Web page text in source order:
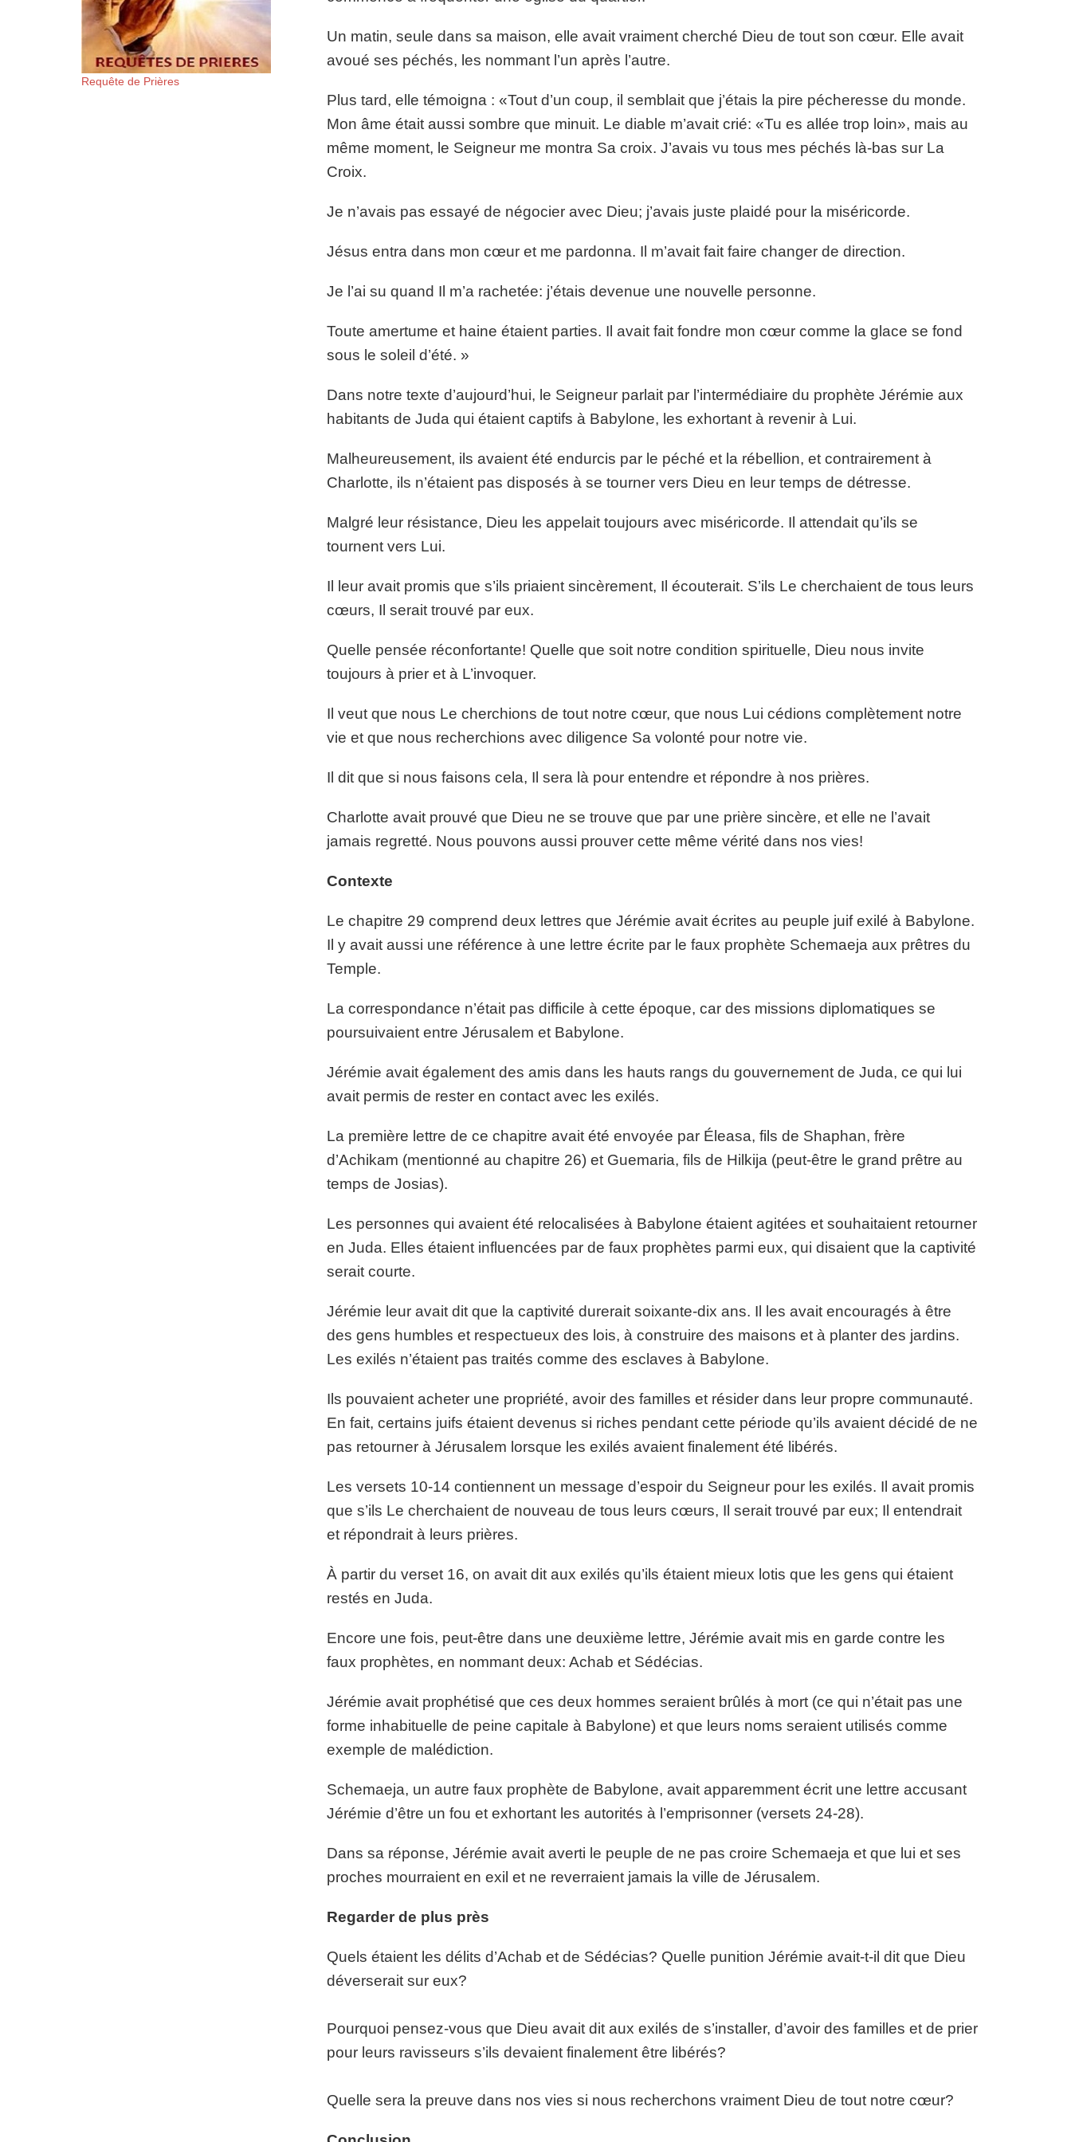
Requête de Prières
Un matin, seule dans sa maison, elle avait vraiment cherché Dieu de tout son cœur. Elle avait
avoué ses péchés, les nommant l’un après l’autre.
Plus tard, elle témoigna : «Tout d’un coup, il semblait que j’étais la pire pécheresse du monde.
Mon âme était aussi sombre que minuit. Le diable m’avait crié: «Tu es allée trop loin», mais au
même moment, le Seigneur me montra Sa croix. J’avais vu tous mes péchés là-bas sur La
Croix.
Je n’avais pas essayé de négocier avec Dieu; j’avais juste plaidé pour la miséricorde.
Jésus entra dans mon cœur et me pardonna. Il m’avait fait faire changer de direction.
Je l’ai su quand Il m’a rachetée: j’étais devenue une nouvelle personne.
Toute amertume et haine étaient parties. Il avait fait fondre mon cœur comme la glace se fond
sous le soleil d’été. »
Dans notre texte d’aujourd’hui, le Seigneur parlait par l’intermédiaire du prophète Jérémie aux
habitants de Juda qui étaient captifs à Babylone, les exhortant à revenir à Lui.
Malheureusement, ils avaient été endurcis par le péché et la rébellion, et contrairement à
Charlotte, ils n’étaient pas disposés à se tourner vers Dieu en leur temps de détresse.
Malgré leur résistance, Dieu les appelait toujours avec miséricorde. Il attendait qu’ils se
tournent vers Lui.
Il leur avait promis que s’ils priaient sincèrement, Il écouterait. S’ils Le cherchaient de tous leurs
cœurs, Il serait trouvé par eux.
Quelle pensée réconfortante! Quelle que soit notre condition spirituelle, Dieu nous invite
toujours à prier et à L’invoquer.
Il veut que nous Le cherchions de tout notre cœur, que nous Lui cédions complètement notre
vie et que nous recherchions avec diligence Sa volonté pour notre vie.
Il dit que si nous faisons cela, Il sera là pour entendre et répondre à nos prières.
Charlotte avait prouvé que Dieu ne se trouve que par une prière sincère, et elle ne l’avait
jamais regretté. Nous pouvons aussi prouver cette même vérité dans nos vies!
Contexte
Le chapitre 29 comprend deux lettres que Jérémie avait écrites au peuple juif exilé à Babylone.
Il y avait aussi une référence à une lettre écrite par le faux prophète Schemaeja aux prêtres du
Temple.
La correspondance n’était pas difficile à cette époque, car des missions diplomatiques se
poursuivaient entre Jérusalem et Babylone.
Jérémie avait également des amis dans les hauts rangs du gouvernement de Juda, ce qui lui
avait permis de rester en contact avec les exilés.
La première lettre de ce chapitre avait été envoyée par Éleasa, fils de Shaphan, frère
d’Achikam (mentionné au chapitre 26) et Guemaria, fils de Hilkija (peut-être le grand prêtre au
temps de Josias).
Les personnes qui avaient été relocalisées à Babylone étaient agitées et souhaitaient retourner
en Juda. Elles étaient influencées par de faux prophètes parmi eux, qui disaient que la captivité
serait courte.
Jérémie leur avait dit que la captivité durerait soixante-dix ans. Il les avait encouragés à être
des gens humbles et respectueux des lois, à construire des maisons et à planter des jardins.
Les exilés n’étaient pas traités comme des esclaves à Babylone.
Ils pouvaient acheter une propriété, avoir des familles et résider dans leur propre communauté.
En fait, certains juifs étaient devenus si riches pendant cette période qu’ils avaient décidé de ne
pas retourner à Jérusalem lorsque les exilés avaient finalement été libérés.
Les versets 10-14 contiennent un message d’espoir du Seigneur pour les exilés. Il avait promis
que s’ils Le cherchaient de nouveau de tous leurs cœurs, Il serait trouvé par eux; Il entendrait
et répondrait à leurs prières.
À partir du verset 16, on avait dit aux exilés qu’ils étaient mieux lotis que les gens qui étaient
restés en Juda.
Encore une fois, peut-être dans une deuxième lettre, Jérémie avait mis en garde contre les
faux prophètes, en nommant deux: Achab et Sédécias.
Jérémie avait prophétisé que ces deux hommes seraient brûlés à mort (ce qui n’était pas une
forme inhabituelle de peine capitale à Babylone) et que leurs noms seraient utilisés comme
exemple de malédiction.
Schemaeja, un autre faux prophète de Babylone, avait apparemment écrit une lettre accusant
Jérémie d’être un fou et exhortant les autorités à l’emprisonner (versets 24-28).
Dans sa réponse, Jérémie avait averti le peuple de ne pas croire Schemaeja et que lui et ses
proches mourraient en exil et ne reverraient jamais la ville de Jérusalem.
Regarder de plus près
Quels étaient les délits d’Achab et de Sédécias? Quelle punition Jérémie avait-t-il dit que Dieu
déverserait sur eux?
Pourquoi pensez-vous que Dieu avait dit aux exilés de s’installer, d’avoir des familles et de prier
pour leurs ravisseurs s’ils devaient finalement être libérés?
Quelle sera la preuve dans nos vies si nous recherchons vraiment Dieu de tout notre cœur?